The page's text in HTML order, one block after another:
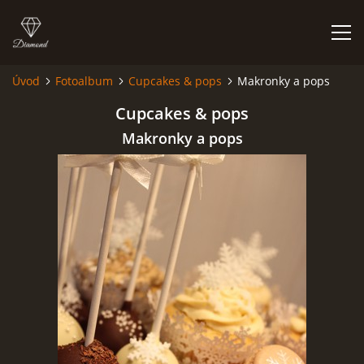
NIEČO O MNE A MOJEJ ZÁĽUBE
FÓRUM - PORADŇA
DOBRÉ RADY NIELEN PRE ZAČIATOČNÍKOV
NAJČASTEJŠIE OTÁZKY
FOTOALBUM
Úvod Fotoalbum Cupcakes & pops Makronky a pops
Cupcakes & pops
Makronky a pops